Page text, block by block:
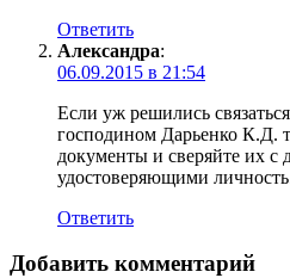
Ответить
Александра:
06.09.2015 в 21:54
Если уж решились
господином Дарьенко К.Д.
документы и сверяйте их с
удостоверяющими
Ответить
Добавить комментарий